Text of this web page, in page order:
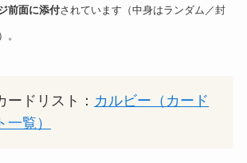
前面に添付されています（中身はランダム／封
。
ードリスト： カルビー（カード
一覧）